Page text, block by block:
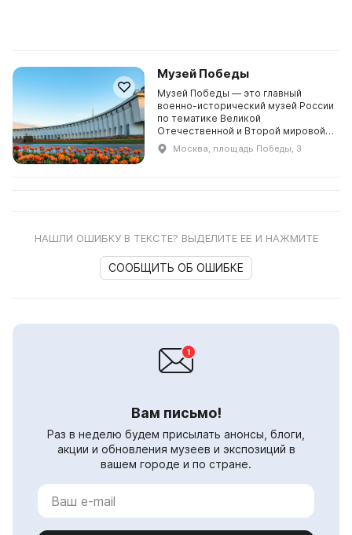
Музей Победы
Музей Победы — это главный
военно-исторический музей России
по тематике Великой
Отечественной и Второй мировой
войн, один из крупнейших военно-
исторических музеев мира,
Москва, площадь Победы, 3
НАШЛИ ОШИБКУ В ТЕКСТЕ? ВЫДЕЛИТЕ ЕЁ И НАЖМИТЕ
СООБЩИТЬ ОБ ОШИБКЕ
Вам письмо!
Раз в неделю будем присылать анонсы, блоги,
акции и обновления музеев и экспозиций в
вашем городе и по стране.